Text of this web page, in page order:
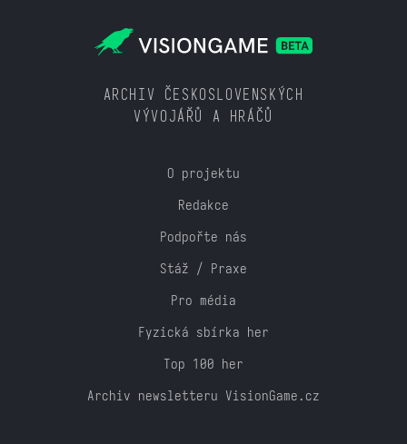
ARCHIV ČESKOSLOVENSKÝCH
VÝVOJÁŘŮ A HRÁČŮ
O projektu
Redakce
Podpořte nás
Stáž / Praxe
Pro média
Fyzická sbírka her
Top 100 her
Archiv newsletteru VisionGame.cz